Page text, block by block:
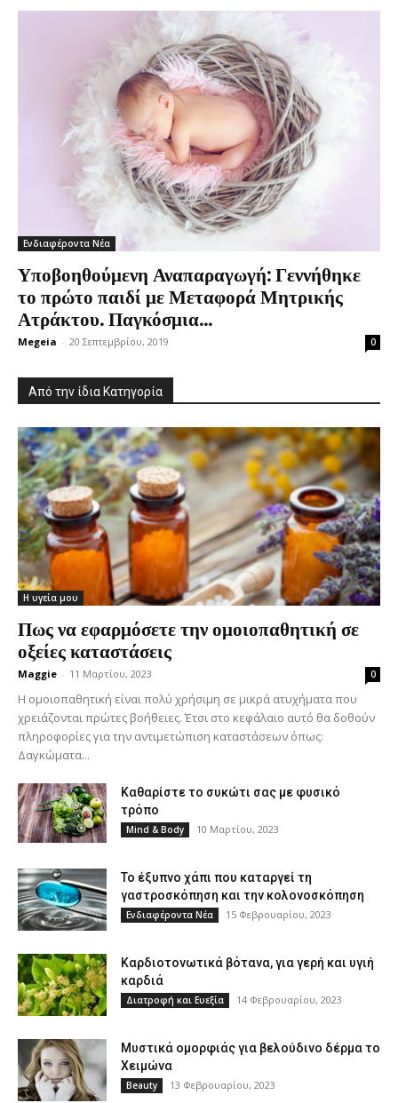
Ενδιαφέροντα Νέα
Υποβοηθούμενη Αναπαραγωγή: Γεννήθηκε
το πρώτο παιδί με Μεταφορά Μητρικής
Ατράκτου. Παγκόσμια...
Megeia - 20 Σεπτεμβρίου, 2019 0
Από την ίδια Κατηγορία
Η υγεία μου
Πως να εφαρμόσετε την ομοιοπαθητική σε
οξείες καταστάσεις
Maggie - 11 Μαρτίου, 2023 0
Η ομοιοπαθητική είναι πολύ χρήσιμη σε μικρά ατυχήματα που
χρειάζονται πρώτες βοήθειες. Έτσι στο κεφάλαιο αυτό θα δοθούν
πληροφορίες για την αντιμετώπιση καταστάσεων όπως:
Δαγκώματα...
Καθαρίστε το συκώτι σας με φυσικό
τρόπο
Mind & Body 10 Μαρτίου, 2023
Το έξυπνο χάπι που καταργεί τη
γαστροσκόπηση και την κολονοσκόπηση
Ενδιαφέροντα Νέα 15 Φεβρουαρίου, 2023
Καρδιοτονωτικά βότανα, για γερή και υγιή
καρδιά
Διατροφή και Ευεξία 14 Φεβρουαρίου, 2023
Μυστικά ομορφιάς για βελούδινο δέρμα το
Χειμώνα
Beauty 13 Φεβρουαρίου, 2023